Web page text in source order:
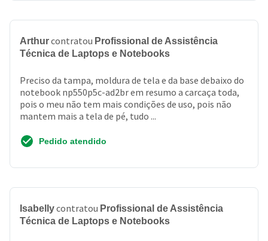
Arthurcontratou Profissional de Assistência
Técnica de Laptops e Notebooks
Preciso da tampa, moldura de tela e da base debaixo do
notebook np550p5c-ad2br em resumo a carcaça toda,
pois o meu não tem mais condições de uso, pois não
mantem mais a tela de pé, tudo ...
Pedido atendido
Isabellycontratou Profissional de Assistência
Técnica de Laptops e Notebooks